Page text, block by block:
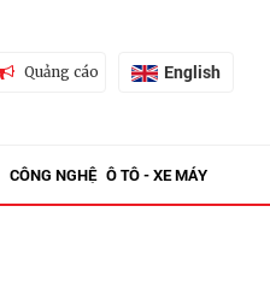
Quảng cáo English
CÔNG NGHỆ Ô TÔ - XE MÁY